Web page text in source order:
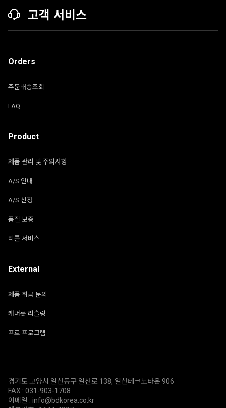
고객 서비스
Orders
주문배송조회
FAQ
Product
제품 관리 및 주의사항
A/S 안내
A/S 신청
품질 보증
리콜 서비스
External
제품 취급 문의
캐머롯 리슬링
프로 프로그램
경기도 고양시 일산동구 일산로 138, 일산테크노타운 906
FAX : 031-903-1708
이메일 : info@bdkorea.co.kr